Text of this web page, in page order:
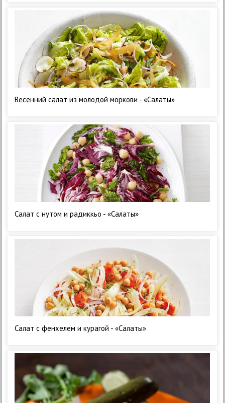
Весенний салат из молодой моркови - «Салаты»
Салат с нутом и радиккьо - «Салаты»
Салат с фенхелем и курагой - «Салаты»